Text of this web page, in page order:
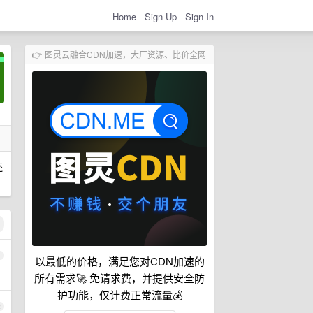
Home Sign Up Sign In
👉 图灵云融合CDN加速，大厂资源、比价全网
以最低的价格，满足您对CDN加速的
所有需求🚀 免请求费，并提供安全防
护功能，仅计费正常流量💰